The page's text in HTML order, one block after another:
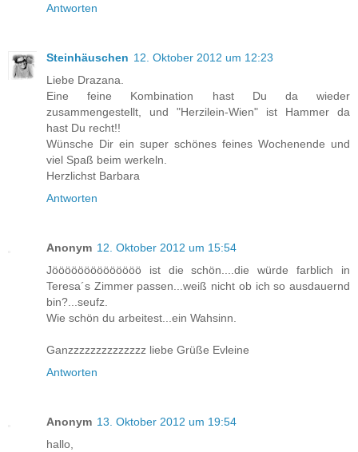
Antworten
Steinhäuschen 12. Oktober 2012 um 12:23
Liebe Drazana.
Eine feine Kombination hast Du da wieder
zusammengestellt, und "Herzilein-Wien" ist Hammer da
hast Du recht!!
Wünsche Dir ein super schönes feines Wochenende und
viel Spaß beim werkeln.
Herzlichst Barbara
Antworten
Anonym 12. Oktober 2012 um 15:54
Jöööööööööööööö ist die schön....die würde farblich in
Teresa´s Zimmer passen...weiß nicht ob ich so ausdauernd
bin?...seufz.
Wie schön du arbeitest...ein Wahsinn.
Ganzzzzzzzzzzzzzz liebe Grüße Evleine
Antworten
Anonym 13. Oktober 2012 um 19:54
hallo,